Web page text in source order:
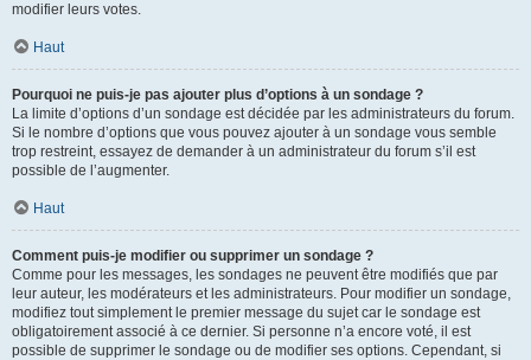
modifier leurs votes.
Haut
Pourquoi ne puis-je pas ajouter plus d’options à un sondage ?
La limite d’options d’un sondage est décidée par les administrateurs du forum.
Si le nombre d’options que vous pouvez ajouter à un sondage vous semble
trop restreint, essayez de demander à un administrateur du forum s’il est
possible de l’augmenter.
Haut
Comment puis-je modifier ou supprimer un sondage ?
Comme pour les messages, les sondages ne peuvent être modifiés que par
leur auteur, les modérateurs et les administrateurs. Pour modifier un sondage,
modifiez tout simplement le premier message du sujet car le sondage est
obligatoirement associé à ce dernier. Si personne n’a encore voté, il est
possible de supprimer le sondage ou de modifier ses options. Cependant, si